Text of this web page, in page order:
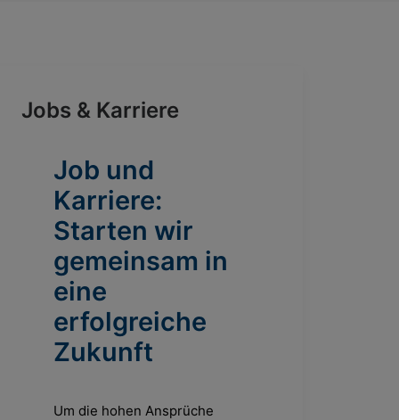
Jobs & Karriere
Job und
Karriere:
Starten wir
gemeinsam in
eine
erfolgreiche
Zukunft
Um die hohen Ansprüche